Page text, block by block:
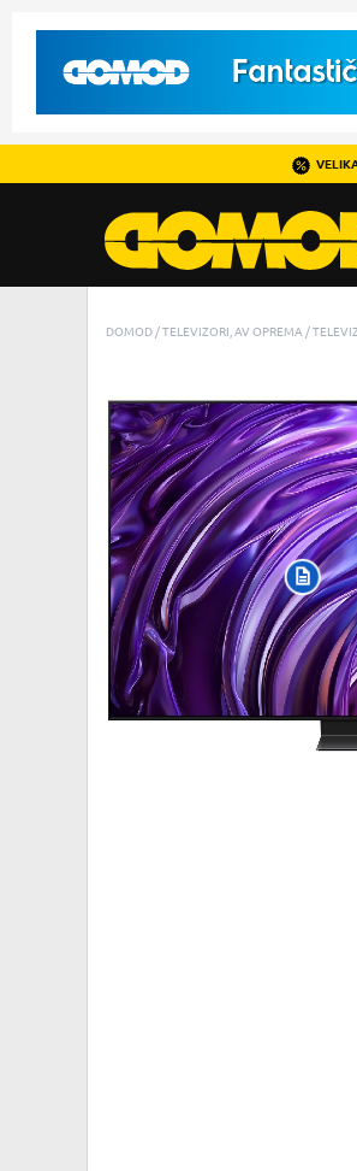
DOMOD TELEVIZORI, AV OPREMA